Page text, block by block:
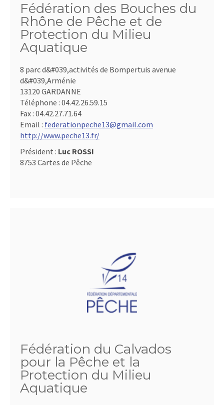
Fédération des Bouches du
Rhône de Pêche et de
Protection du Milieu
Aquatique
8 parc d&#039,activités de Bompertuis avenue
d&#039,Arménie
13120 GARDANNE
Téléphone : 04.42.26.59.15
Fax : 04.42.27.71.64
Email : federationpeche13@gmail.com
http://www.peche13.fr/
Président : Luc ROSSI
8753 Cartes de Pêche
Fédération du Calvados
pour la Pêche et la
Protection du Milieu
Aquatique